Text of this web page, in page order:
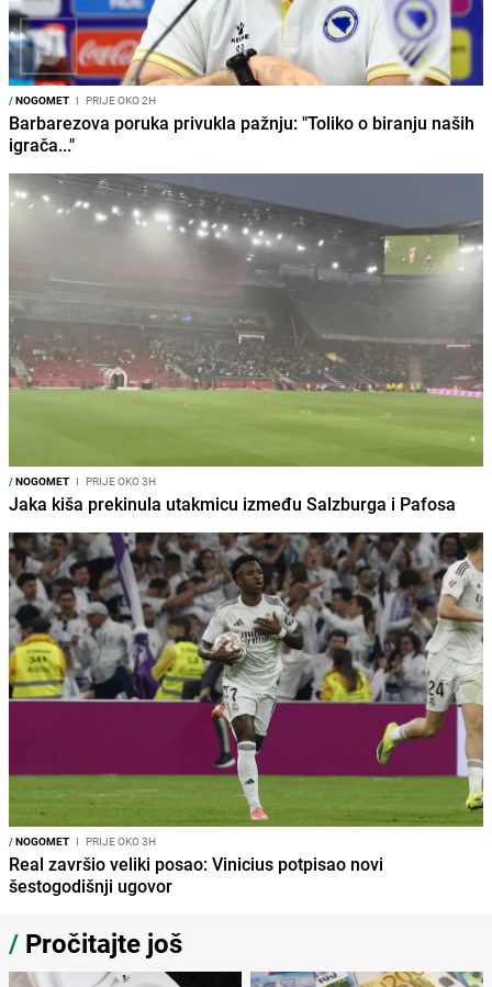
/NOGOMET I PRIJE OKO 2H
Barbarezova poruka privukla pažnju: "Toliko o biranju naših
igrača..."
/NOGOMET I PRIJE OKO 3H
Jaka kiša prekinula utakmicu između Salzburga i Pafosa
/NOGOMET I PRIJE OKO 3H
Real završio veliki posao: Vinicius potpisao novi
šestogodišnji ugovor
/ Pročitajte još